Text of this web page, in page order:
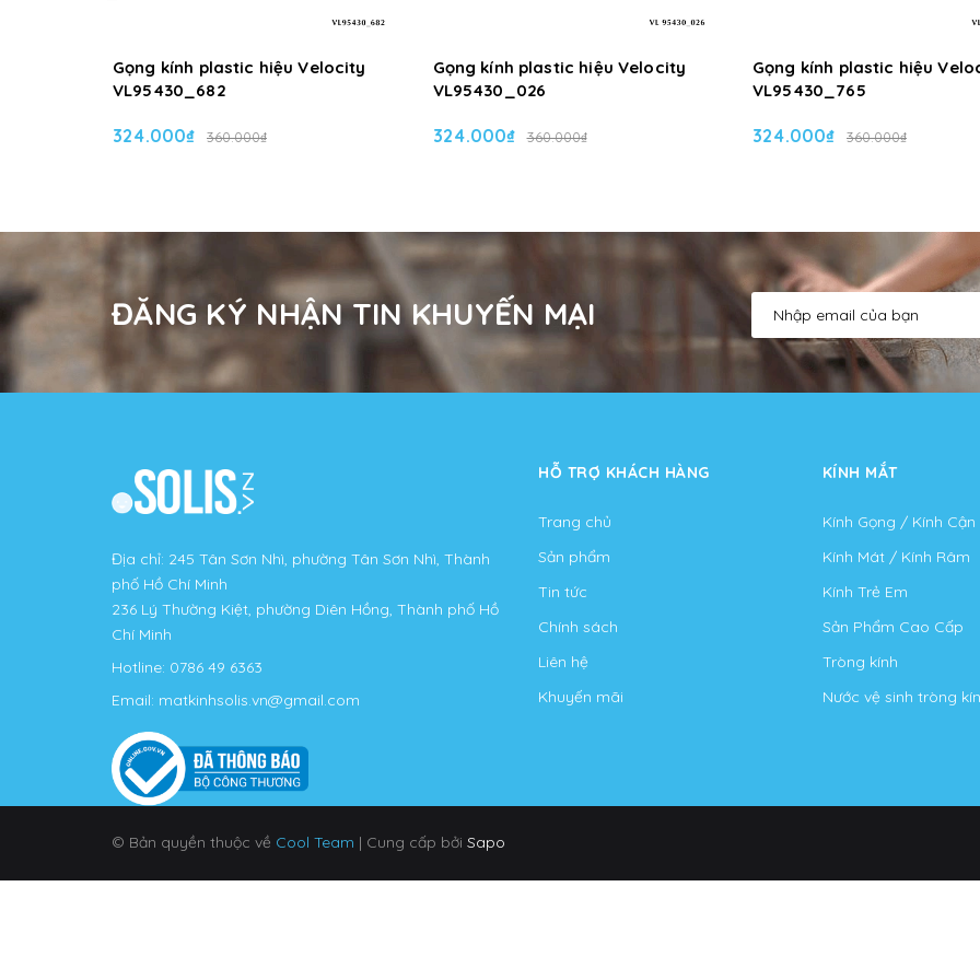
Gọng kính plastic hiệu Velocity
VL95430_682
324.000₫ 360.000₫
Gọng kính plastic hiệu Velocity
VL95430_026
324.000₫ 360.000₫
Gọng kính plastic hiệu
VL95430_765
324.000₫ 360.000₫
ĐĂNG KÝ NHẬN TIN KHUYẾN MẠI
Địa chỉ: 245 Tân Sơn Nhì, phường Tân Sơn Nhì, Thành
phố Hồ Chí Minh
236 Lý Thường Kiệt, phường Diên Hồng, Thành phố Hồ
Chí Minh
Hotline: 0786 49 6363
Email: matkinhsolis.vn@gmail.com
HỖ TRỢ KHÁCH HÀNG
Trang chủ
Sản phẩm
Tin tức
Chính sách
Liên hệ
Khuyến mãi
KÍNH MẮT
Kính Gọng / Kính Cận
Kính Mát / Kính Râm
Kính Trẻ Em
Sản Phẩm Cao Cấp
Tròng kính
Nước vệ sinh tròng
© Bản quyền thuộc về Cool Team | Cung cấp bởi Sapo